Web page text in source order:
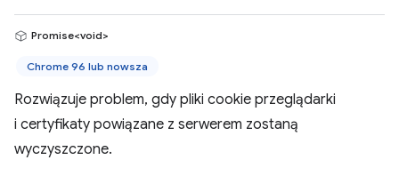
Promise<void>
Chrome 96 lub nowsza
Rozwiązuje problem, gdy pliki cookie przeglądarki
i certyfikaty powiązane z serwerem zostaną
wyczyszczone.